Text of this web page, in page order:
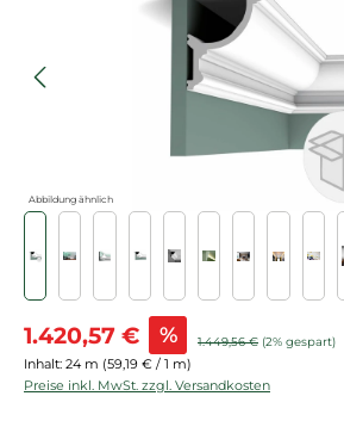
Abbildung ähnlich
Verkaufspreis:
1.420,57 € % Regulärer Preis:
1.449,56 € (2% gespart)
Inhalt: 24 m (59,19 € / 1 m)
Preise inkl. MwSt. zzgl. Versandkosten